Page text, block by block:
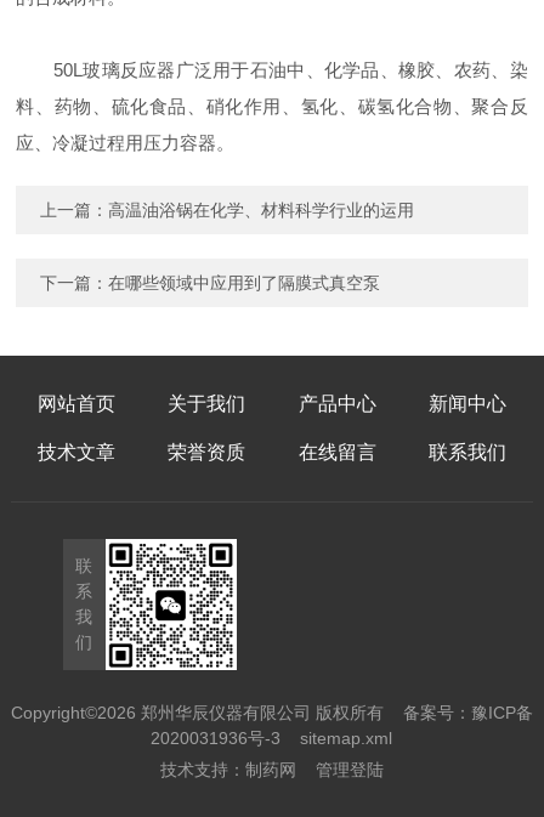
50L玻璃反应器广泛用于石油中、化学品、橡胶、农药、染
料、药物、硫化食品、硝化作用、氢化、碳氢化合物、聚合反
应、冷凝过程用压力容器。
上一篇：高温油浴锅在化学、材料科学行业的运用
下一篇：在哪些领域中应用到了隔膜式真空泵
网站首页 关于我们 产品中心 新闻中心
技术文章 荣誉资质 在线留言 联系我们
联
系
我
们
Copyright©2026 郑州华辰仪器有限公司 版权所有 备案号：豫ICP备
2020031936号-3
sitemap.xml
技术支持： 制药网 管理登陆